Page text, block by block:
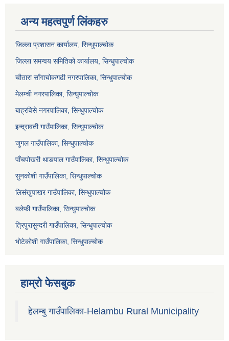
अन्य महत्वपुर्ण लिंकहरु
जिल्ला प्रशासन कार्यालय, सिन्धुपाल्चोक
जिल्ला समन्वय समितिको कार्यालय, सिन्धुपाल्चोक
चौतारा साँगाचोकगढी नगरपालिका, सिन्धुपाल्चोक
मेलम्ची नगरपालिका, सिन्धुपाल्चोक
बाह्रविसे नगरपालिका, सिन्धुपाल्चोक
इन्द्रावती गाउँपालिका, सिन्धुपाल्चोक
जुगल गाउँपालिका, सिन्धुपाल्चोक
पाँचपोखरी थाङपाल गाउँपालिका, सिन्धुपाल्चोक
सुनकोशी गाउँपालिका, सिन्धुपाल्चोक
लिसंखुपाखर गाउँपालिका, सिन्धुपाल्चोक
बलेफी गाउँपालिका, सिन्धुपाल्चोक
त्रिपुरासुन्दरी गाउँपालिका, सिन्धुपाल्चोक
भोटेकोशी गाउँपालिका, सिन्धुपाल्चोक
हाम्रो फेसबुक
हेलम्बु गाउँपालिका-Helambu Rural Municipality